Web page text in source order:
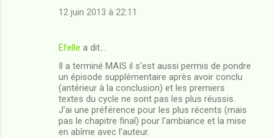
12 juin 2013 à 22:11
Efelle a dit…
Il a terminé MAIS il s'est aussi permis de pondre
un épisode supplémentaire après avoir conclu
(antérieur à la conclusion) et les premiers
textes du cycle ne sont pas les plus réussis.
J'ai une préférence pour les plus récents (mais
pas le chapitre final) pour l'ambiance et la mise
en abîme avec l'auteur.